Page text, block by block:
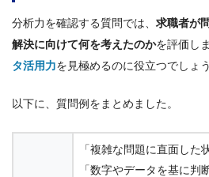
分析力を確認する質問では、 求職者が
解決に向けて何を考えたのかを評価し
タ活用力を見極めるのに役立つでしょう
以下に、質問例をまとめました。
「複雑な問題に直面した
「数字やデータを基に判